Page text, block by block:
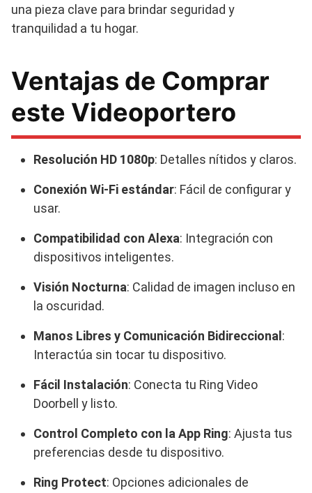
una pieza clave para brindar seguridad y
tranquilidad a tu hogar.
Ventajas de Comprar
este Videoportero
Resolución HD 1080p: Detalles nítidos y claros.
Conexión Wi-Fi estándar: Fácil de configurar y
usar.
Compatibilidad con Alexa: Integración con
dispositivos inteligentes.
Visión Nocturna: Calidad de imagen incluso en
la oscuridad.
Manos Libres y Comunicación Bidireccional :
Interactúa sin tocar tu dispositivo.
Fácil Instalación: Conecta tu Ring Video
Doorbell y listo.
Control Completo con la App Ring: Ajusta tus
preferencias desde tu dispositivo.
Ring Protect: Opciones adicionales de